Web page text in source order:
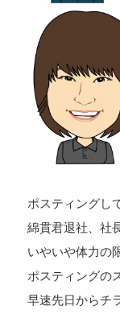
ポスティングし
綿貫君退社、社
いやいや体力の
ポスティングの
早速先日からチ